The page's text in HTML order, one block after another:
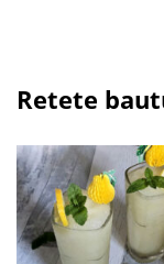
Retete